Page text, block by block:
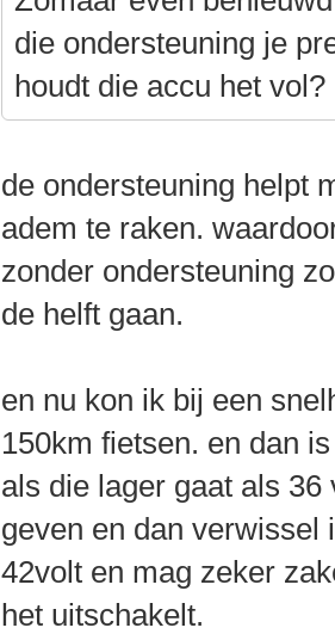
die ondersteuning je
houdt die accu het vol?
de ondersteuning helpt
adem te raken.
zonder ondersteuning
de helft gaan.
en nu kon ik bij een
150km fietsen. en dan
als die lager gaat als
geven en dan verwissel
42volt en mag zeker
het uitschakelt.